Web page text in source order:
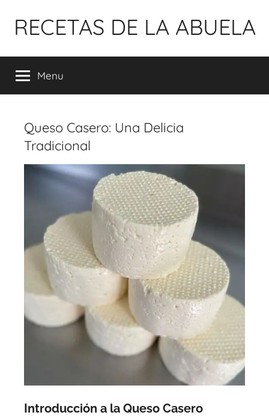
para
conteúdo
RECETAS DE LA ABUELA
Menu
Queso Casero: Una Delicia
Tradicional
Introducción a la Queso Casero